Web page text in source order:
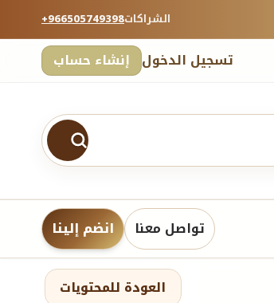
+966505749398الشراكات
تسجيل الدخول إنشاء حساب
تواصل معنا انضم إلينا
العودة للمحتويات